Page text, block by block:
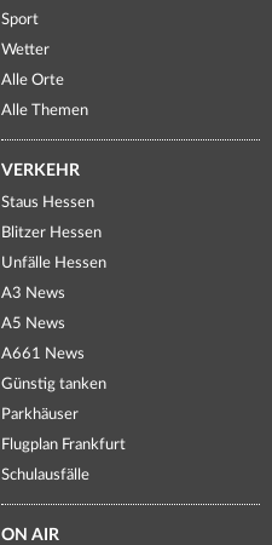
Sport
Wetter
Alle Orte
Alle Themen
VERKEHR
Staus Hessen
Blitzer Hessen
Unfälle Hessen
A3 News
A5 News
A661 News
Günstig tanken
Parkhäuser
Flugplan Frankfurt
Schulausfälle
ON AIR